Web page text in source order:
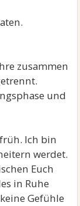
zusammen
und
Ich bin
werdet.
Euch
in Ruhe
Gefühle